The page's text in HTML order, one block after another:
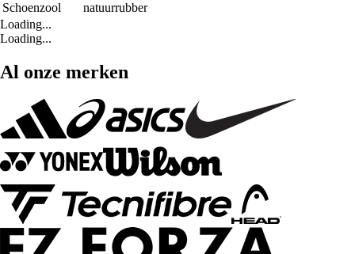
Schoenzool
natuurrubber
Loading...
Loading...
Al onze merken